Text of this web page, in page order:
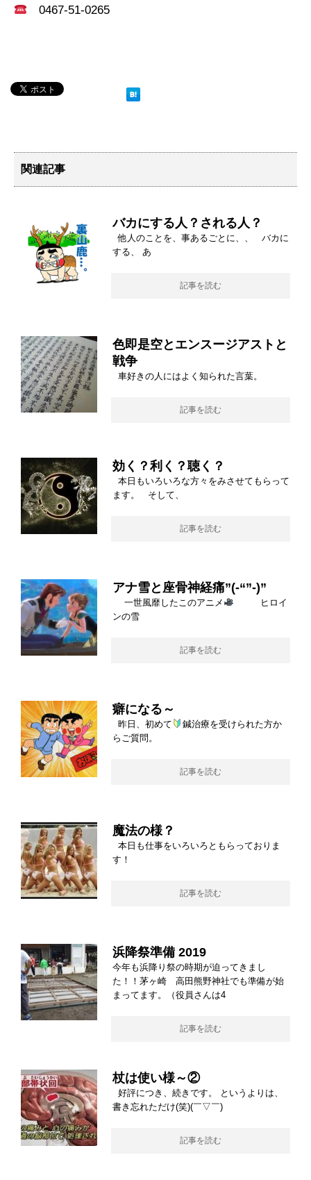
0467-51-0265
関連記事
バカにする人？される人？
他人のことを、事あるごとに、、 バカに
する、 あ
記事を読む
色即是空とエンスージアストと
戦争
車好きの人にはよく知られた言葉。
記事を読む
効く？利く？聴く？
本日もいろいろな方々をみさせてもらって
ます。 そして、
記事を読む
アナ雪と座骨神経痛”(-“”-)”
一世風靡したこのアニメ
ヒロイ
ンの雪
記事を読む
癖になる～
昨日、初めて
鍼治療を受けられた方か
らご質問。
記事を読む
魔法の様？
本日も仕事をいろいろともらっておりま
す！
記事を読む
浜降祭準備 2019
今年も浜降り祭の時期が迫ってきまし
た！！茅ヶ崎 高田熊野神社でも準備が始
まってます。（役員さんは4
記事を読む
杖は使い様～②
好評につき、続きです。 というよりは、
書き忘れただけ(笑)(￣▽￣)
記事を読む